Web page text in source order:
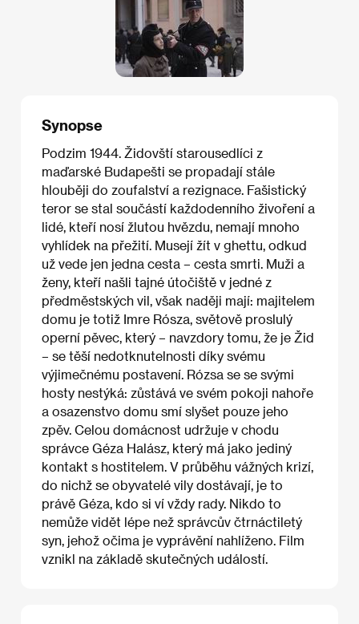
Synopse
Podzim 1944. Židovští starousedlíci z
maďarské Budapešti se propadají stále
hlouběji do zoufalství a rezignace. Fašistický
teror se stal součástí každodenního živoření a
lidé, kteří nosí žlutou hvězdu, nemají mnoho
vyhlídek na přežití. Musejí žít v ghettu, odkud
už vede jen jedna cesta – cesta smrti. Muži a
ženy, kteří našli tajné útočiště v jedné z
předměstských vil, však naději mají: majitelem
domu je totiž Imre Rósza, světově proslulý
operní pěvec, který – navzdory tomu, že je Žid
– se těší nedotknutelnosti díky svému
výjimečnému postavení. Rózsa se se svými
hosty nestýká: zůstává ve svém pokoji nahoře
a osazenstvo domu smí slyšet pouze jeho
zpěv. Celou domácnost udržuje v chodu
správce Géza Halász, který má jako jediný
kontakt s hostitelem. V průběhu vážných krizí,
do nichž se obyvatelé vily dostávají, je to
právě Géza, kdo si ví vždy rady. Nikdo to
nemůže vidět lépe než správcův čtrnáctiletý
syn, jehož očima je vyprávění nahlíženo. Film
vznikl na základě skutečných událostí.